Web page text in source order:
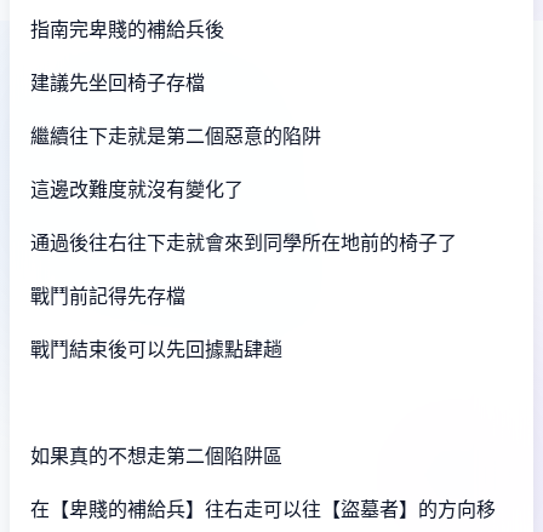
指南完卑賤的補給兵後
建議先坐回椅子存檔
繼續往下走就是第二個惡意的陷阱
這邊改難度就沒有變化了
通過後往右往下走就會來到同學所在地前的椅子了
戰鬥前記得先存檔
戰鬥結束後可以先回據點肆趟
如果真的不想走第二個陷阱區
在【卑賤的補給兵】往右走可以往【盜墓者】的方向移